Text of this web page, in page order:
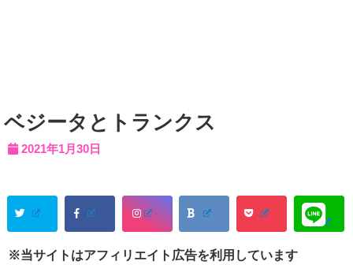
ベジータとトランクス
2021年1月30日
※当サイトはアフィリエイト広告を利用しています